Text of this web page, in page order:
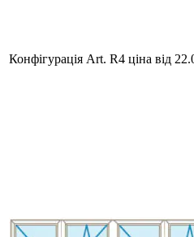
Конфігурація Art. R4 ціна від